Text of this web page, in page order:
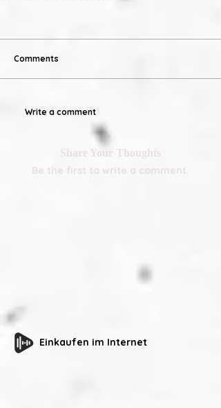
Comments
Write a comment
Share Your Thoughts
Be the first to write a comment.
Einkaufen im Internet